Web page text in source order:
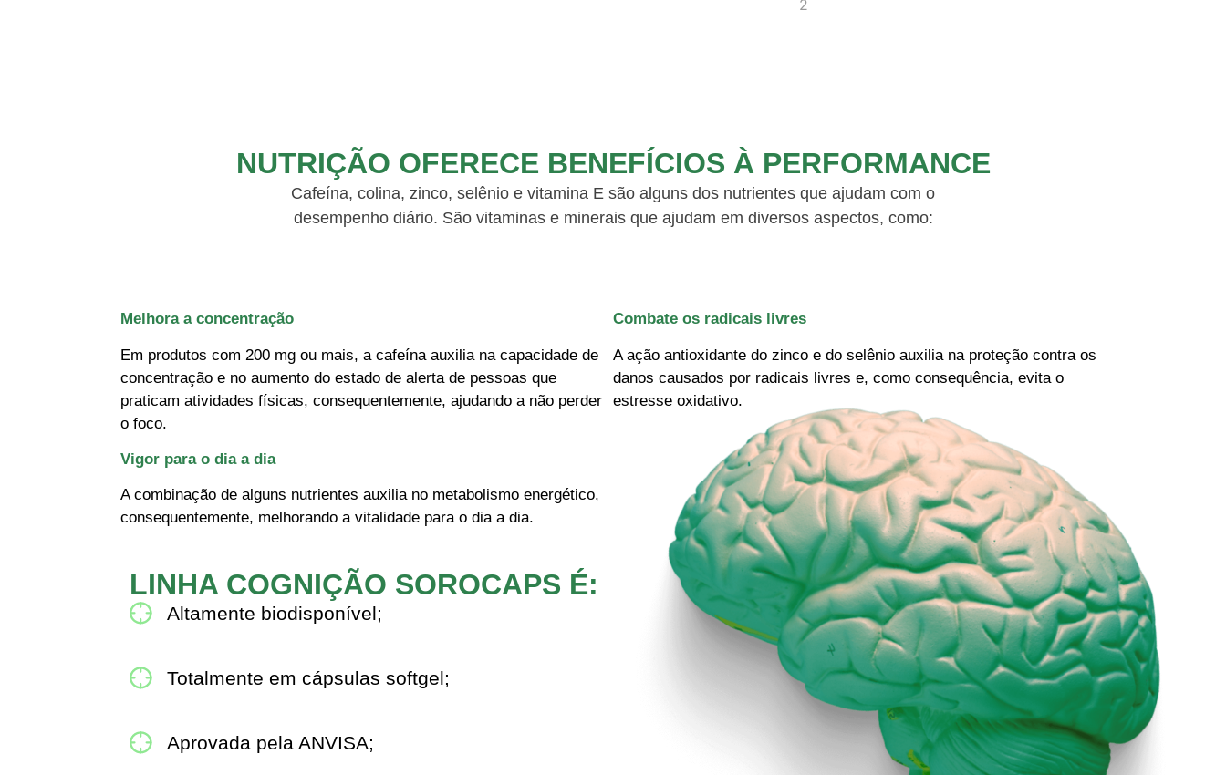
NUTRIÇÃO OFERECE BENEFÍCIOS À PERFORMANCE
Cafeína, colina, zinco, selênio e vitamina E são alguns dos nutrientes que ajudam com o
desempenho diário. São vitaminas e minerais que ajudam em diversos aspectos, como:
Melhora a concentração
Em produtos com 200 mg ou mais, a cafeína auxilia na capacidade de
concentração e no aumento do estado de alerta de pessoas que
praticam atividades físicas, consequentemente, ajudando a não perder
o foco.
Vigor para o dia a dia
A combinação de alguns nutrientes auxilia no metabolismo energético,
consequentemente, melhorando a vitalidade para o dia a dia.
Combate os radicais livres
A ação antioxidante do zinco e do selênio auxilia na proteção contra os
danos causados por radicais livres e, como consequência, evita o
estresse oxidativo.
LINHA COGNIÇÃO SOROCAPS É:
Altamente biodisponível;
Totalmente em cápsulas softgel;
Aprovada pela ANVISA;